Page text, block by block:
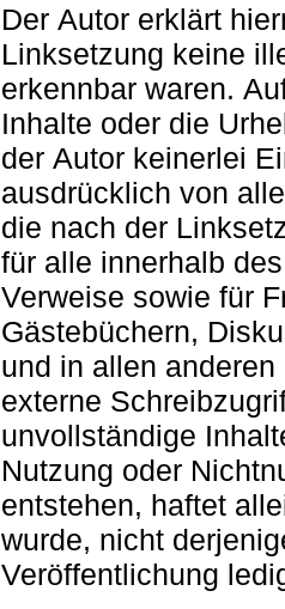
Der Autor erklärt
Linksetzung keine illegalen Inhalte
erkennbar waren.
Inhalte oder die Urheberschaft der verlinkten/verknüpften Seiten hat
der Autor keinerlei
ausdrücklich von
die nach der Linksetzung verändert wurden. Diese Feststellung gilt
für alle innerhalb des
Verweise sowie für
Gästebüchern, Diskussionsforen, Linkverzeichnissen, Mailinglisten
und in allen anderen
externe
unvollständige Inhalte und insbesondere für
Nutzung oder
entstehen, haftet
wurde, nicht derjenige, der über
Veröffentlichung